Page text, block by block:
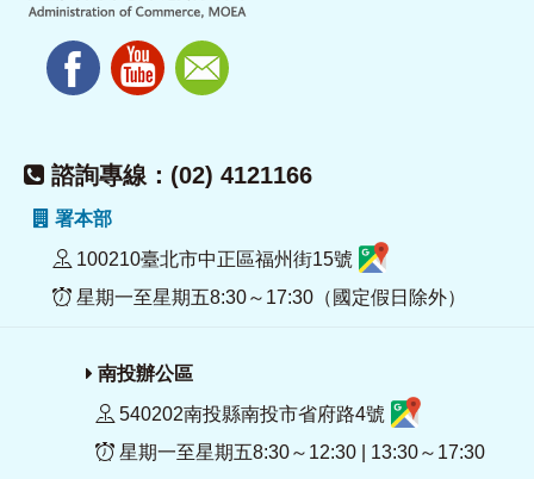
諮詢專線：(02) 4121166
署本部
100210臺北市中正區福州街15號
星期一至星期五8:30～17:30（國定假日除外）
南投辦公區
540202南投縣南投市省府路4號
星期一至星期五8:30～12:30 | 13:30～17:30